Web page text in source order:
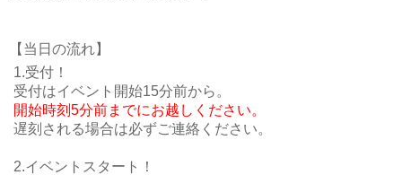
【当日の流れ】
1.受付！
受付はイベント開始15分前から。
開始時刻5分前までにお越しください。
遅刻される場合は必ずご連絡ください。
2.イベントスタート！